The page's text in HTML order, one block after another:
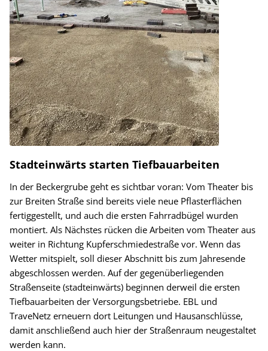
Stadteinwärts starten Tiefbauarbeiten
In der Beckergrube geht es sichtbar voran: Vom Theater bis
zur Breiten Straße sind bereits viele neue Pflasterflächen
fertiggestellt, und auch die ersten Fahrradbügel wurden
montiert. Als Nächstes rücken die Arbeiten vom Theater aus
weiter in Richtung Kupferschmiedestraße vor. Wenn das
Wetter mitspielt, soll dieser Abschnitt bis zum Jahresende
abgeschlossen werden. Auf der gegenüberliegenden
Straßenseite (stadteinwärts) beginnen derweil die ersten
Tiefbauarbeiten der Versorgungsbetriebe. EBL und
TraveNetz erneuern dort Leitungen und Hausanschlüsse,
damit anschließend auch hier der Straßenraum neugestaltet
werden kann.